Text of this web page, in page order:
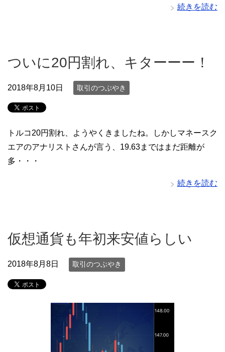
続きを読む
ついに20円割れ、キターーー！
2018年8月10日 取引のつぶやき
トルコ20円割れ、ようやくきましたね。しかしマネースク
エアのアナリストさんが言う、19.63まではまだ距離が
多・・・
続きを読む
仮想通貨も年初来安値らしい
2018年8月8日 取引のつぶやき